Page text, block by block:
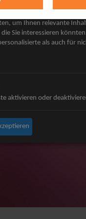
Priest Tickets
BossHoss Tickets
Tickets
Simple Plan Tickets
Egli Tickets
Kaiser Tickets
um Ihnen relevante
Sie interessieren
als auch für
aktivieren oder